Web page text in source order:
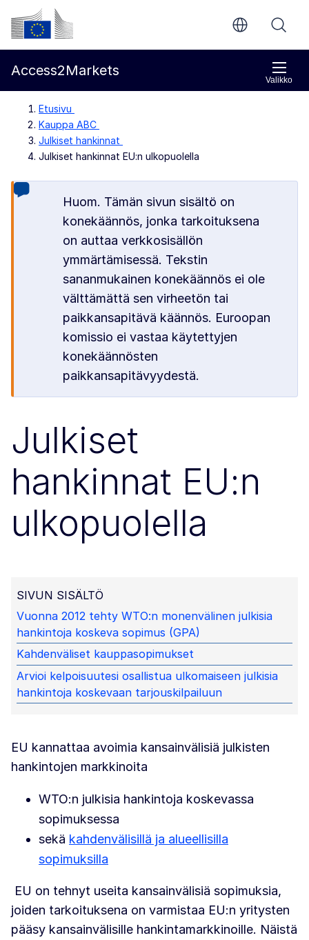
Siirry pääsisältöön
Euroopan komissio
Valikko
Access2Markets
Etusivu
Kauppa ABC
Julkiset hankinnat
Julkiset hankinnat EU:n ulkopuolella
Huom. Tämän sivun sisältö on
konekäännös, jonka tarkoituksena
on auttaa verkkosisällön
ymmärtämisessä. Tekstin
sananmukainen konekäännös ei ole
välttämättä sen virheetön tai
paikkansapitävä käännös. Euroopan
komissio ei vastaa käytettyjen
konekäännösten
paikkansapitävyydestä.
Julkiset
hankinnat EU:n
ulkopuolella
SIVUN SISÄLTÖ
Vuonna 2012 tehty WTO:n monenvälinen julkisia
hankintoja koskeva sopimus (GPA)
Kahdenväliset kauppasopimukset
Arvioi kelpoisuutesi osallistua ulkomaiseen julkisia
hankintoja koskevaan tarjouskilpailuun
EU kannattaa avoimia kansainvälisiä julkisten
hankintojen markkinoita
WTO:n julkisia hankintoja koskevassa
sopimuksessa
sekä kahdenvälisillä ja alueellisilla
sopimuksilla
EU on tehnyt useita kansainvälisiä sopimuksia,
joiden tarkoituksena on varmistaa EU:n yritysten
pääsy kansainvälisille hankintamarkkinoille. Näistä